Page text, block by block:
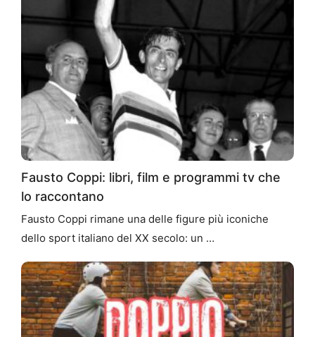
Fausto Coppi: libri, film e programmi tv che
lo raccontano
Fausto Coppi rimane una delle figure più iconiche
dello sport italiano del XX secolo: un …